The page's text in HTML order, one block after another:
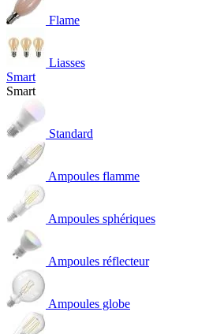
Flame
Liasses
Smart
Smart
Standard
Ampoules flamme
Ampoules sphériques
Ampoules réflecteur
Ampoules globe